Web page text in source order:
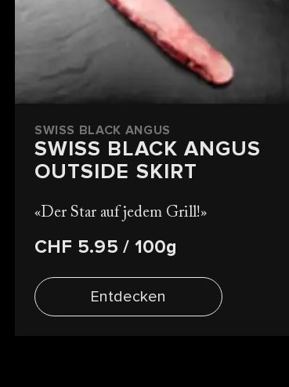
SWISS BLACK ANGUS
SWISS BLACK ANGUS
OUTSIDE SKIRT
Der Star auf jedem Grill!
CHF 5.95/ 100g
Entdecken